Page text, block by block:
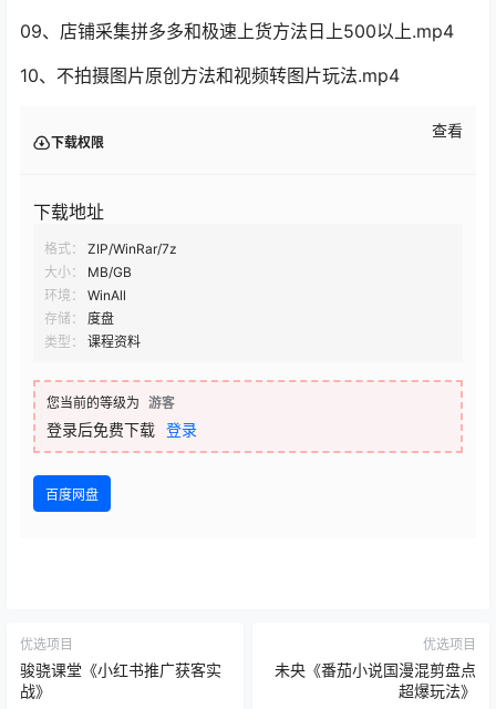
09、店铺采集拼多多和极速上货方法日上500以上.mp4
10、不拍摄图片原创方法和视频转图片玩法.mp4
下载权限
查看
下载地址
格式：
ZIP/WinRar/7z
大小：
MB/GB
环境：
WinAll
存储：
度盘
类型：
课程资料
您当前的等级为 游客
登录后免费下载 登录
百度网盘
优选项目
骏骁课堂《小红书推广获客实
战》
优选项目
未央《番茄小说国漫混剪盘点
超爆玩法》